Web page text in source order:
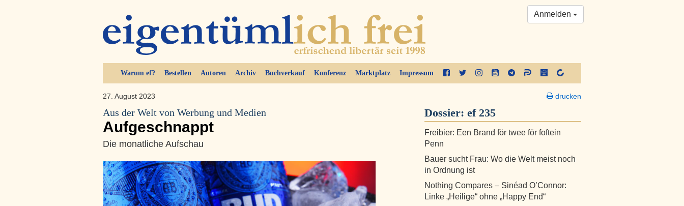
Warum ef? Bestellen Autoren Archiv Buchverkauf Konferenz Marktplatz Impressum
Anmelden
27. August 2023
Aus der Welt von Werbung und Medien
Aufgeschnappt
Die monatliche Aufschau
drucken
Dossier: ef 235
Freibier: Een Brand för twee för foftein
Penn
Bauer sucht Frau: Wo die Welt meist noch
in Ordnung ist
Nothing Compares – Sinéad O’Connor:
Linke „Heilige“ ohne „Happy End“